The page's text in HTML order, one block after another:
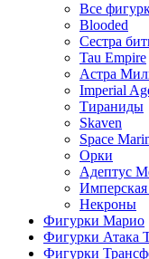
Все
Blooded
Сестра
Tau Empire
Астра
Imperial
Тираниды
Skaven
Space
Орки
Адептус
Имперская
Некроны
Фигурки Марио
Фигурки Атака
Фигурки